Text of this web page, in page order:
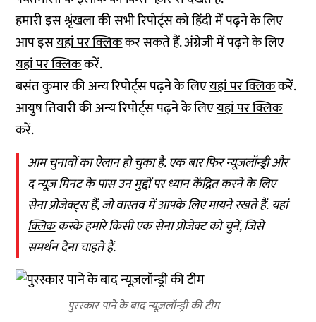
हमारी इस श्रृंखला की सभी रिपोर्ट्स को हिंदी में पढ़ने के लिए
आप इसयहां पर क्लिककर सकते हैं. अंग्रेजी में पढ़ने के लिए
यहां पर क्लिककरें.
बसंत कुमार की अन्य रिपोर्ट्स पढ़ने के लिएयहां पर क्लिककरें.
आयुष तिवारी की अन्य रिपोर्ट्स पढ़ने के लिएयहां पर क्लिक
करें.
आम चुनावों का ऐलान हो चुका है. एक बार फिर न्यूज़लॉन्ड्री और
द न्यूज़ मिनट के पास उन मुद्दों पर ध्यान केंद्रित करने के लिए
सेना प्रोजेक्ट्स हैं, जो वास्तव में आपके लिए मायने रखते हैं.यहां
क्लिककरके हमारे किसी एक सेना प्रोजेक्ट को चुनें, जिसे
समर्थन देना चाहते हैं.
पुरस्कार पाने के बाद न्यूज़लॉन्ड्री की टीम